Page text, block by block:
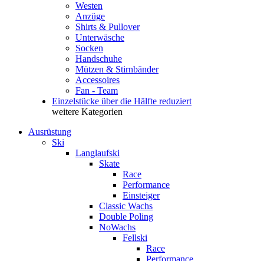
Westen
Anzüge
Shirts & Pullover
Unterwäsche
Socken
Handschuhe
Mützen & Stirnbänder
Accessoires
Fan - Team
Einzelstücke über die Hälfte reduziert
weitere Kategorien
Ausrüstung
Ski
Langlaufski
Skate
Race
Performance
Einsteiger
Classic Wachs
Double Poling
NoWachs
Fellski
Race
Performance